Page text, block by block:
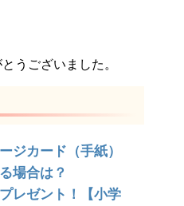
うございました。
ジカード（手紙）
場合は？
レゼント！【小学